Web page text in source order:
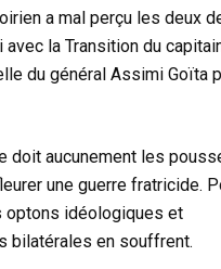
a mal perçu les deux
avec la Transition du
du général Assimi Goïta
doit aucunement les
une guerre fratricide.
optons idéologiques et
bilatérales en souffrent.